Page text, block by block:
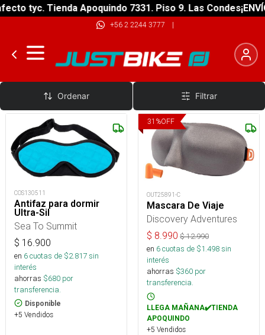
tyc. Tienda Apoquindo 7331. Piso 9. Las Condes
+56 2 2244 3777 |
Ojos
Ordenar Filtrar
COS130511
Antifaz para dormir
Ultra-Sil
Sea To Summit
$ 16.900
en 6cuotas de $2.817sin
interés
ahorras $680 por
transferencia.
Disponible
+5 Vendidos
31 %OFF
OUT25891-C
Mascara De Viaje
Discovery Adventures
$ 8.990 $12.990
en 6cuotas de $1.498sin
interés
ahorras $360 por
transferencia.
LLEGA MAÑANA✔️TIENDA
APOQUINDO
+5 Vendidos